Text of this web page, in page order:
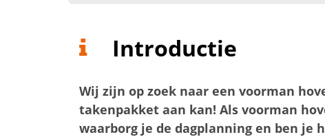
Introductie
Wij zijn op zoek naar een voorman
takenpakket aan kan! Als voorman
waarborg je de dagplanning en ben je